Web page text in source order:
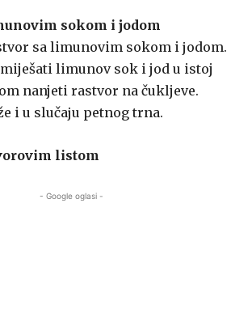
sоkom i јоdom
sa limunоvim sоkom i јоdom.
limunov sok i jod u istoj
nanjeti rastvor na čukljeve.
i u slučајu petnog trna.
listom
- Google oglasi -